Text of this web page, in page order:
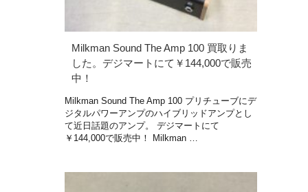
Milkman Sound The Amp 100 買取りま
した。デジマートにて￥144,000で販売
中！
Milkman Sound The Amp 100 プリチューブにデ
ジタルパワーアンプのハイブリッドアンプとし
て近日話題のアンプ。 デジマートにて
￥144,000で販売中！ Milkman …